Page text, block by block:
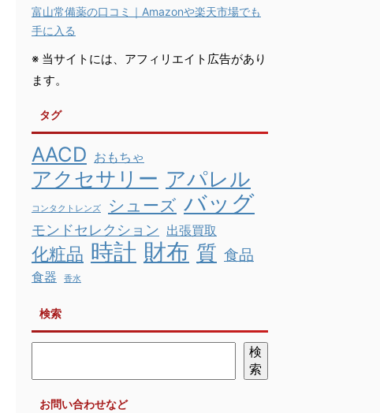
富山常備薬の口コミ｜Amazonや楽天市場でも
手に入る
※ 当サイトには、アフィリエイト広告があり
ます。
タグ
AACD おもちゃ
アクセサリー アパレル
コンタクトレンズ シューズ バッグ
モンドセレクション 出張買取
化粧品 時計 財布 質 食品
食器 香水
検索
検
索
お問い合わせなど